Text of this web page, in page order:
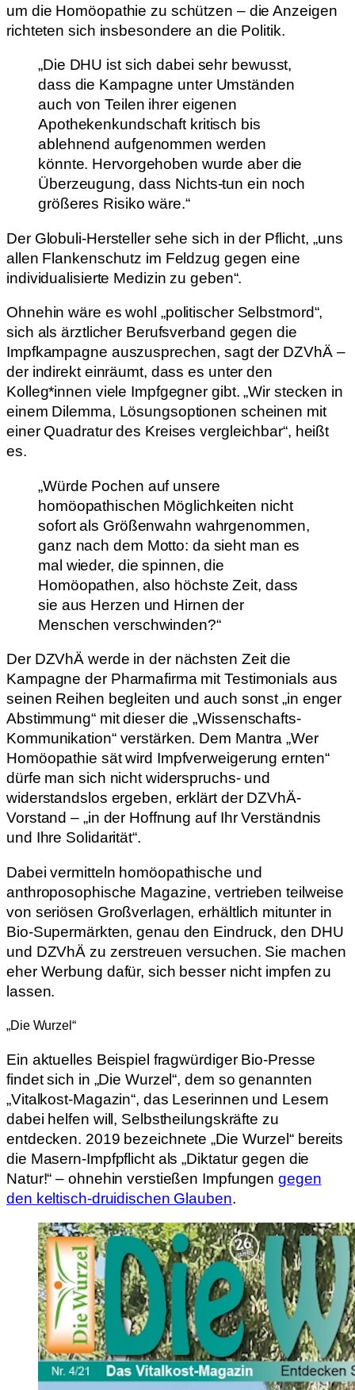
um die Homöopathie zu schützen – die Anzeigen
richteten sich insbesondere an die Politik.
„Die DHU ist sich dabei sehr bewusst,
dass die Kampagne unter Umständen
auch von Teilen ihrer eigenen
Apothekenkundschaft kritisch bis
ablehnend aufgenommen werden
könnte. Hervorgehoben wurde aber die
Überzeugung, dass Nichts-tun ein noch
größeres Risiko wäre.“
Der Globuli-Hersteller sehe sich in der Pflicht, „uns
allen Flankenschutz im Feldzug gegen eine
individualisierte Medizin zu geben“.
Ohnehin wäre es wohl „politischer Selbstmord“,
sich als ärztlicher Berufsverband gegen die
Impfkampagne auszusprechen, sagt der DZVhÄ –
der indirekt einräumt, dass es unter den
Kolleg*innen viele Impfgegner gibt. „Wir stecken in
einem Dilemma, Lösungsoptionen scheinen mit
einer Quadratur des Kreises vergleichbar“, heißt
es.
„Würde Pochen auf unsere
homöopathischen Möglichkeiten nicht
sofort als Größenwahn wahrgenommen,
ganz nach dem Motto: da sieht man es
mal wieder, die spinnen, die
Homöopathen, also höchste Zeit, dass
sie aus Herzen und Hirnen der
Menschen verschwinden?“
Der DZVhÄ werde in der nächsten Zeit die
Kampagne der Pharmafirma mit Testimonials aus
seinen Reihen begleiten und auch sonst „in enger
Abstimmung“ mit dieser die „Wissenschafts-
Kommunikation“ verstärken. Dem Mantra „Wer
Homöopathie sät wird Impfverweigerung ernten“
dürfe man sich nicht widerspruchs- und
widerstandslos ergeben, erklärt der DZVhÄ-
Vorstand – „in der Hoffnung auf Ihr Verständnis
und Ihre Solidarität“.
Dabei vermitteln homöopathische und
anthroposophische Magazine, vertrieben teilweise
von seriösen Großverlagen, erhältlich mitunter in
Bio-Supermärkten, genau den Eindruck, den DHU
und DZVhÄ zu zerstreuen versuchen. Sie machen
eher Werbung dafür, sich besser nicht impfen zu
lassen.
„Die Wurzel“
Ein aktuelles Beispiel fragwürdiger Bio-Presse
findet sich in „Die Wurzel“, dem so genannten
„Vitalkost-Magazin“, das Leserinnen und Lesern
dabei helfen will, Selbstheilungskräfte zu
entdecken. 2019 bezeichnete „Die Wurzel“ bereits
die Masern-Impfpflicht als „Diktatur gegen die
Natur!“ – ohnehin verstießen Impfungengegen
den keltisch-druidischen Glauben.